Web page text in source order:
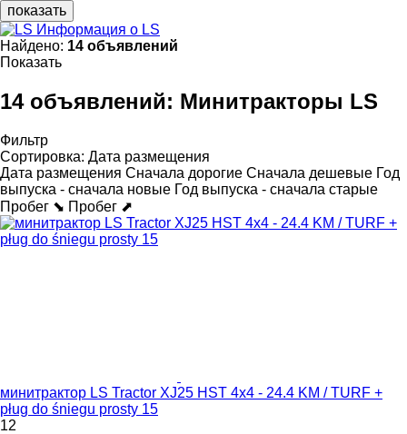
показать
Информация о LS
Найдено: 14 объявлений
Показать
14 объявлений: Минитракторы LS
Фильтр
Сортировка: Дата размещения
Дата размещения Сначала дорогие Сначала дешевые Год
выпуска - сначала новые Год выпуска - сначала старые
Пробег ⬊ Пробег ⬈
минитрактор LS Tractor XJ25 HST 4x4 - 24.4 KM / TURF +
pług do śniegu prosty 15
12